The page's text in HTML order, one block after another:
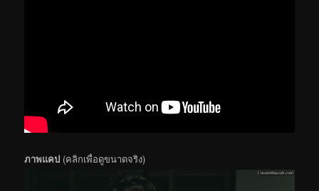
ภาพแคป (คลิกเพื่อดูขนาดจริง)